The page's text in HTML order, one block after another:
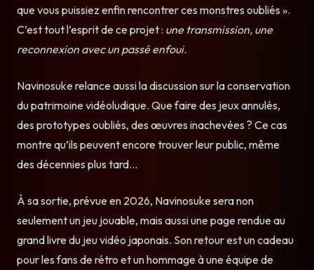
que vous puissiez enfin rencontrer ces monstres oubliés ».
C’est tout l’esprit de ce projet : une transmission, une
reconnexion avec un passé enfoui.
Navinosuke relance aussi la discussion sur la conservation
du patrimoine vidéoludique. Que faire des jeux annulés,
des prototypes oubliés, des œuvres inachevées ? Ce cas
montre qu’ils peuvent encore trouver leur public, même
des décennies plus tard…
À sa sortie, prévue en 2026, Navinosuke sera non
seulement un jeu jouable, mais aussi une page rendue au
grand livre du jeu vidéo japonais. Son retour est un cadeau
pour les fans de rétro et un hommage à une équipe de